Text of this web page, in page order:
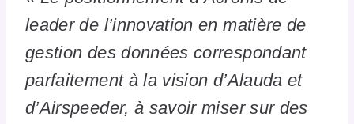
leader de l’innovation en matière de
gestion des données correspondant
parfaitement à la vision d’Alauda et
d’Airspeeder, à savoir miser sur des